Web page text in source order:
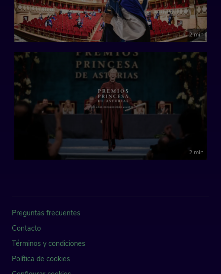
2 min
2 min
Preguntas frecuentes
Contacto
Términos y condiciones
Política de cookies